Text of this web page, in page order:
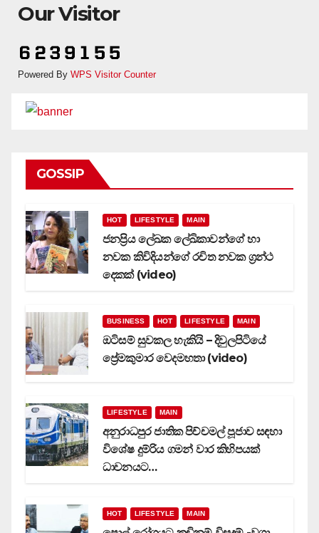
Our Visitor
Powered By WPS Visitor Counter
GOSSIP
HOT LIFESTYLE MAIN
ජනප්‍රිය ලේඛක ලේඛිකාවන්ගේ හා
නවක කිවිදියන්ගේ රචිත නවක ග්‍රන්ථ
දෙකක් (video)
BUSINESS HOT LIFESTYLE MAIN
ඔටිසම් සුවකල හැකියි – දිවුලපිටියේ
ප්‍රේමකුමාර වෙදමහතා (video)
LIFESTYLE MAIN
අනුරාධපුර ජාතික පිච්චමල් පූජාව සඳහා
විශේෂ දුම්රිය ගමන් වාර කිහිපයක්
ධාවනයට…
HOT LIFESTYLE MAIN